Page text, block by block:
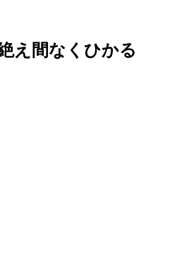
え間なくひかる